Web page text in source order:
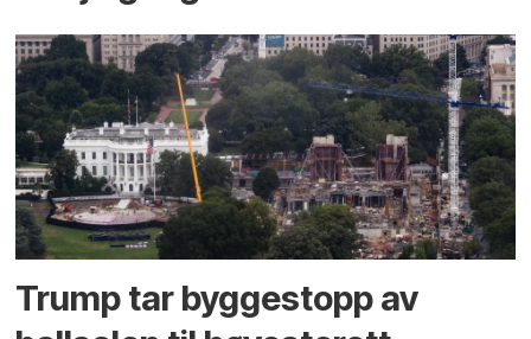
Trump tar byggestopp av